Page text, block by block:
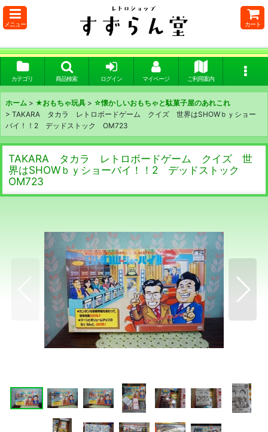
メニュー カート
カテゴリ 商品検索 ログイン マイページ ご利用案内
ホーム > ★おもちゃ玩具 > ☆懐かしいおもちゃと駄菓子屋のあれこれ
> TAKARA タカラ レトロボードゲーム クイズ 世界はSHOWｂｙショー
バイ！！2 デッドストック OM723
TAKARA タカラ レトロボードゲーム クイズ 世
界はSHOWｂｙショーバイ！！2 デッドストック
OM723